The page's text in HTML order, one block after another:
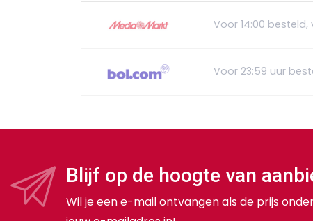
Voor 14:00
Voor 23:59 uur
Blijf op de hoogte van
Wil je een e-mail ontvangen als de prijs